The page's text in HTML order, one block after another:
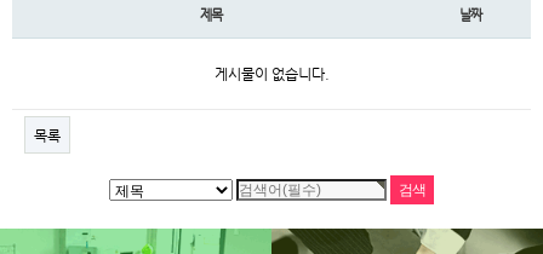
제목 날짜
게시물이 없습니다.
목록